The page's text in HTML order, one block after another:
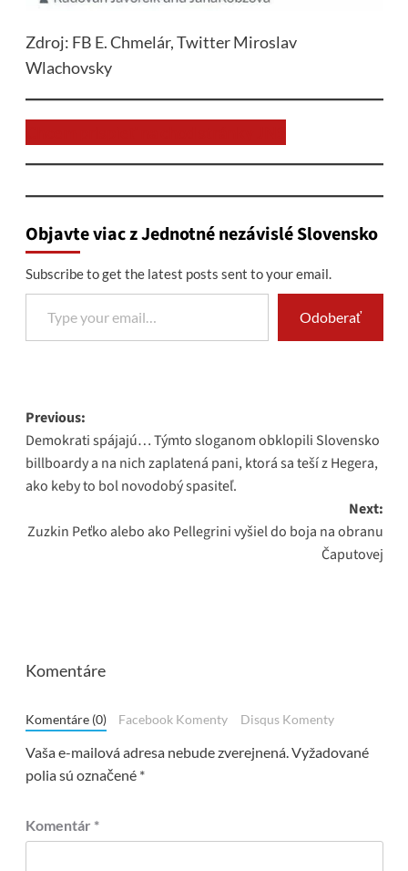
Zdroj: FB E. Chmelár, Twitter Miroslav
Wlachovsky
Objavte viac z Jednotné nezávislé Slovensko
Subscribe to get the latest posts sent to your email.
Type your email…
Odoberať
Post
navigation
Previous:
Demokrati spájajú… Týmto sloganom obklopili Slovensko
billboardy a na nich zaplatená pani, ktorá sa teší z Hegera,
ako keby to bol novodobý spasiteľ.
Next:
Zuzkin Peťko alebo ako Pellegrini vyšiel do boja na obranu
Čaputovej
Komentáre
Komentáre (0) Facebook Komenty Disqus Komenty
Vaša e-mailová adresa nebude zverejnená.Vyžadované
polia sú označené *
Komentár *